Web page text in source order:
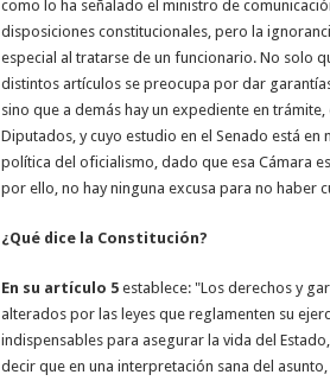
como lo ha señalado el ministro de
disposiciones constitucionales, pero la
especial al tratarse de un funcionario. No solo
distintos artículos se preocupa por dar
sino que a demás hay un expediente en
Diputados, y cuyo estudio en el Senado está
política del oficialismo, dado que esa Cámara
por ello, no hay ninguna excusa para no haber
¿Qué dice la Constitución?
En su artículo 5establece: "Los derechos y
alterados por las leyes que reglamenten su
indispensables para asegurar la vida del
decir que en una interpretación sana del